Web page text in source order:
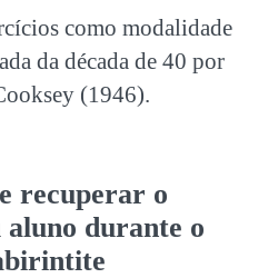
como modalidade
da década de 40 por
(1946).
recuperar o
durante o